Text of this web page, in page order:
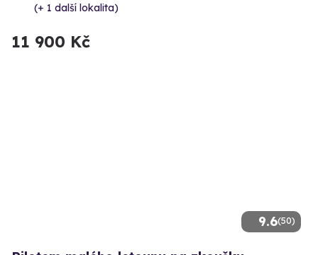
(+ 1 další lokalita)
11 900 Kč
9.6(50)